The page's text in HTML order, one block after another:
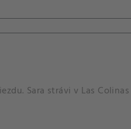
Sara strávi v Las Colinas